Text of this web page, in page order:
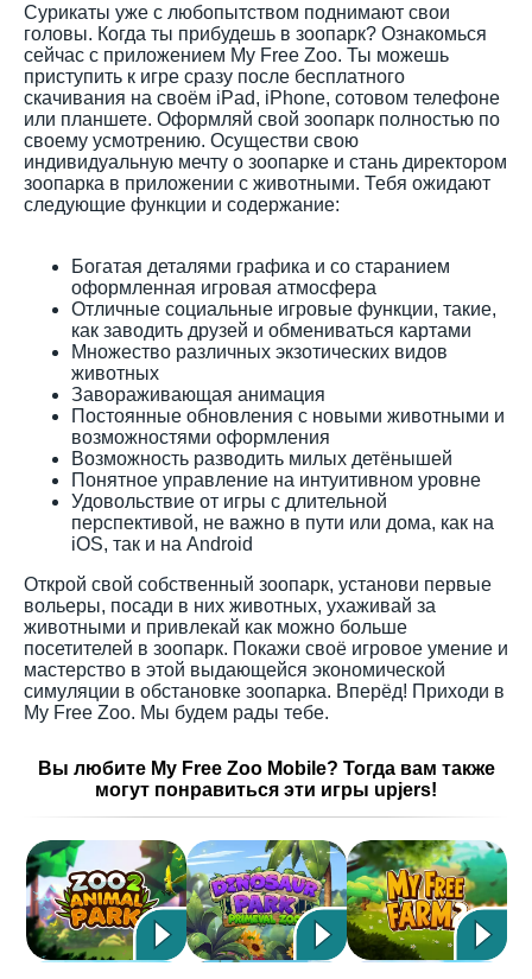
Сурикаты уже с любопытством поднимают свои
головы. Когда ты прибудешь в зоопарк? Ознакомься
сейчас с приложением My Free Zoo. Ты можешь
приступить к игре сразу после бесплатного
скачивания на своём iPad, iPhone, сотовом телефоне
или планшете. Оформляй свой зоопарк полностью по
своему усмотрению. Осуществи свою
индивидуальную мечту о зоопарке и стань директором
зоопарка в приложении с животными. Тебя ожидают
следующие функции и содержание:
Богатая деталями графика и со старанием
оформленная игровая атмосфера
Отличные социальные игровые функции, такие,
как заводить друзей и обмениваться картами
Множество различных экзотических видов
животных
Завораживающая анимация
Постоянные обновления с новыми животными и
возможностями оформления
Возможность разводить милых детёнышей
Понятное управление на интуитивном уровне
Удовольствие от игры с длительной
перспективой, не важно в пути или дома, как на
iOS, так и на Android
Открой свой собственный зоопарк, установи первые
вольеры, посади в них животных, ухаживай за
животными и привлекай как можно больше
посетителей в зоопарк. Покажи своё игровое умение и
мастерство в этой выдающейся экономической
симуляции в обстановке зоопарка. Вперёд! Приходи в
My Free Zoo. Мы будем рады тебе.
Вы любите My Free Zoo Mobile? Тогда вам также
могут понравиться эти игры upjers!